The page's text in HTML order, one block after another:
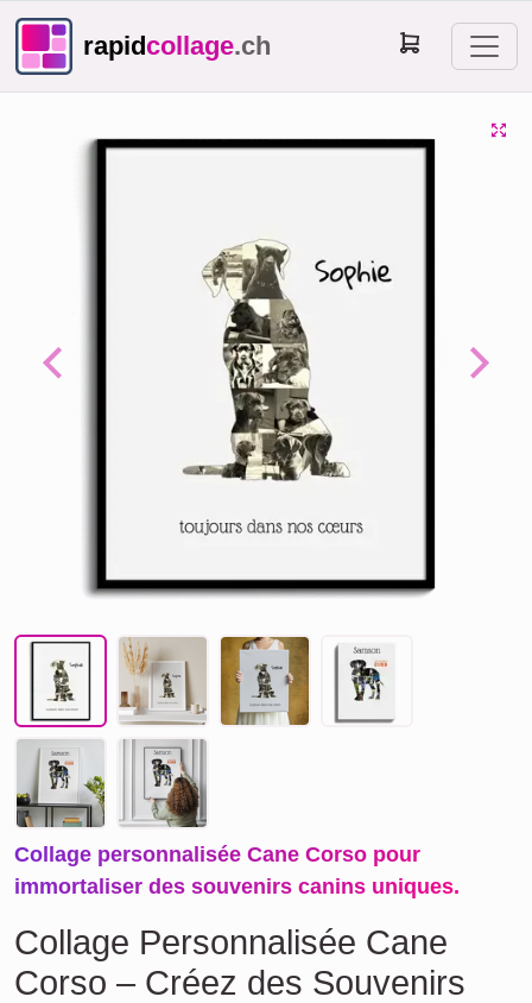
rapidcollage.ch
Previous Next
Collage personnalisée Cane Corso pour
immortaliser des souvenirs canins uniques.
Collage Personnalisée Cane
Corso – Créez des Souvenirs